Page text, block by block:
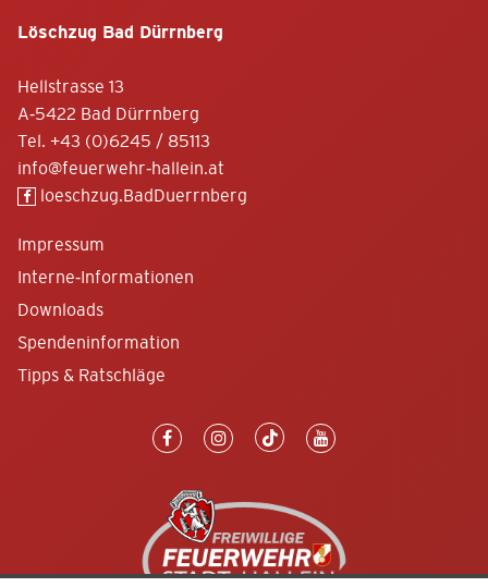
Löschzug Bad Dürrnberg
Hellstrasse 13
A-5422 Bad Dürrnberg
Tel. +43 (0)6245 / 85113
info@feuerwehr-hallein.at
loeschzug.BadDuerrnberg
Impressum
Interne-Informationen
Downloads
Spendeninformation
Tipps & Ratschläge